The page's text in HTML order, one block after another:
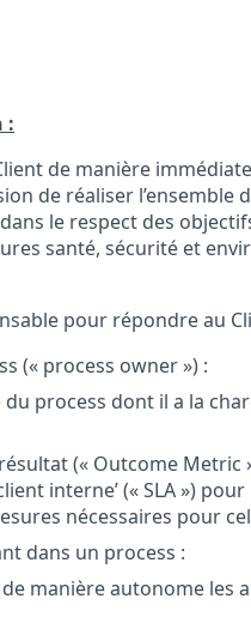
:
de manière
de réaliser l’ensemble
le respect des
santé, sécurité et
pour répondre au
(« process owner ») :
du process dont il a la
(« Outcome Metric
interne’ (« SLA »)
nécessaires pour
dans un process :
manière autonome les